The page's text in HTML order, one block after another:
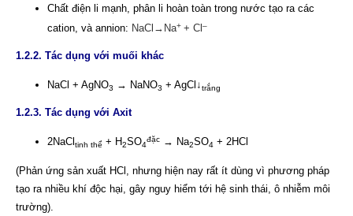
Chất điện li mạnh, phân li hoàn toàn trong nước tạo ra các
cation, và annion: NaCl→Na+ + Cl –
1.2.2. Tác dụng với muối khác
NaCl + AgNO3 → NaNO3 + AgCl↓trắng
1.2.3. Tác dụng với Axit
2NaCl tinh thể + H2SO4
đặc → Na2SO4 + 2HCl
(Phản ứng sản xuất HCl, nhưng hiện nay rất ít dùng vì phương pháp
tạo ra nhiều khí độc hại, gây nguy hiểm tới hệ sinh thái, ô nhiễm môi
trường).